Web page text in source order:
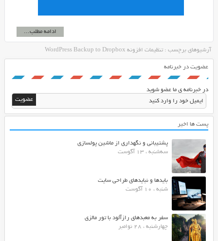
ادامه مطلب...
آرشیوهای برچسب : تنظیمات افزونه WordPress Backup to Dropbox
عضویت در خبرنامه
در خبرنامه ی ما عضو شوید
پست ها اخیر
پشتیبانی و نگهداری از ماشین پولسازی
سه‌شنبه ، 13 آگوست
بایدها و نبایدهای طراحی سایت
شنبه ، 10 آگوست
سفر به معبدهای رازآلود با تور مالزی
چهارشنبه ، 28 نوامبر